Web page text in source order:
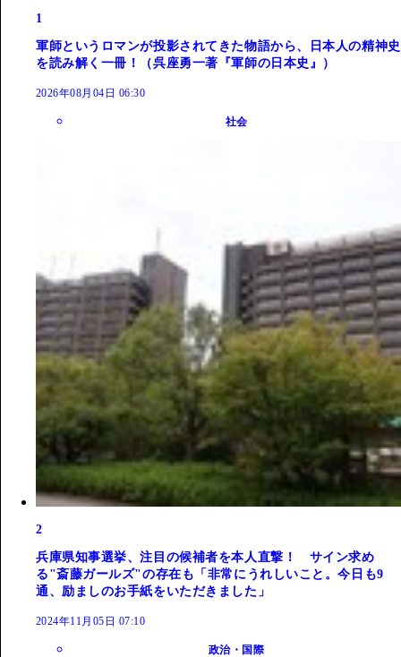
1
軍師というロマンが投影されてきた物語から、日本人の精神史
を読み解く一冊！（呉座勇一著『軍師の日本史』）
2026年08月04日 06:30
社会
2
兵庫県知事選挙、注目の候補者を本人直撃！ サイン求め
る"斎藤ガールズ"の存在も「非常にうれしいこと。今日も9
通、励ましのお手紙をいただきました」
2024年11月05日 07:10
政治・国際